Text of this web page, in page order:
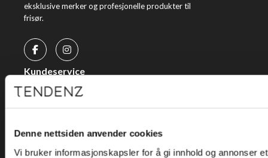
Denne nettsiden anvender cookies
Vi bruker informasjonskapsler for å gi innhold og annonser
eksklusive merker og profesjonelle produkter til
frisør.
Kundeservice
Kjøpsvilkår
Personvern
Holtegata 26, 0355 Oslo